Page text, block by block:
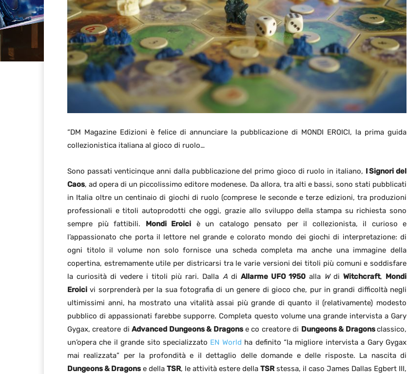
“DM Magazine Edizioni è felice di annunciare la pubblicazione di MONDI EROICI, la prima guida
collezionistica italiana al gioco di ruolo…
Sono passati venticinque anni dalla pubblicazione del primo gioco di ruolo in italiano, I Signori del
Caos, ad opera di un piccolissimo editore modenese. Da allora, tra alti e bassi, sono stati pubblicati
in Italia oltre un centinaio di giochi di ruolo (comprese le seconde e terze edizioni, tra produzioni
professionali e titoli autoprodotti che oggi, grazie allo sviluppo della stampa su richiesta sono
sempre più fattibili. Mondi Eroici è un catalogo pensato per il collezionista, il curioso e
l’appassionato che porta il lettore nel grande e colorato mondo dei giochi di interpretazione: di
ogni titolo il volume non solo fornisce una scheda completa ma anche una immagine della
copertina, estremamente utile per districarsi tra le varie versioni dei titoli più comuni e soddisfare
la curiosità di vedere i titoli più rari. Dalla Adi Allarme UFO 1950alla Wdi Witchcraft, Mondi
Eroici vi sorprenderà per la sua fotografia di un genere di gioco che, pur in grandi difficoltà negli
ultimissimi anni, ha mostrato una vitalità assai più grande di quanto il (relativamente) modesto
pubblico di appassionati farebbe supporre. Completa questo volume una grande intervista a Gary
Gygax, creatore diAdvanced Dungeons & Dragonse co creatore di Dungeons & Dragonsclassico,
un’opera che il grande sito specializzato EN World ha definito “la migliore intervista a Gary Gygax
mai realizzata” per la profondità e il dettaglio delle domande e delle risposte. La nascita di
Dungeons & Dragons e della TSR, le attività estere della TSR stessa, il caso James Dallas Egbert III,